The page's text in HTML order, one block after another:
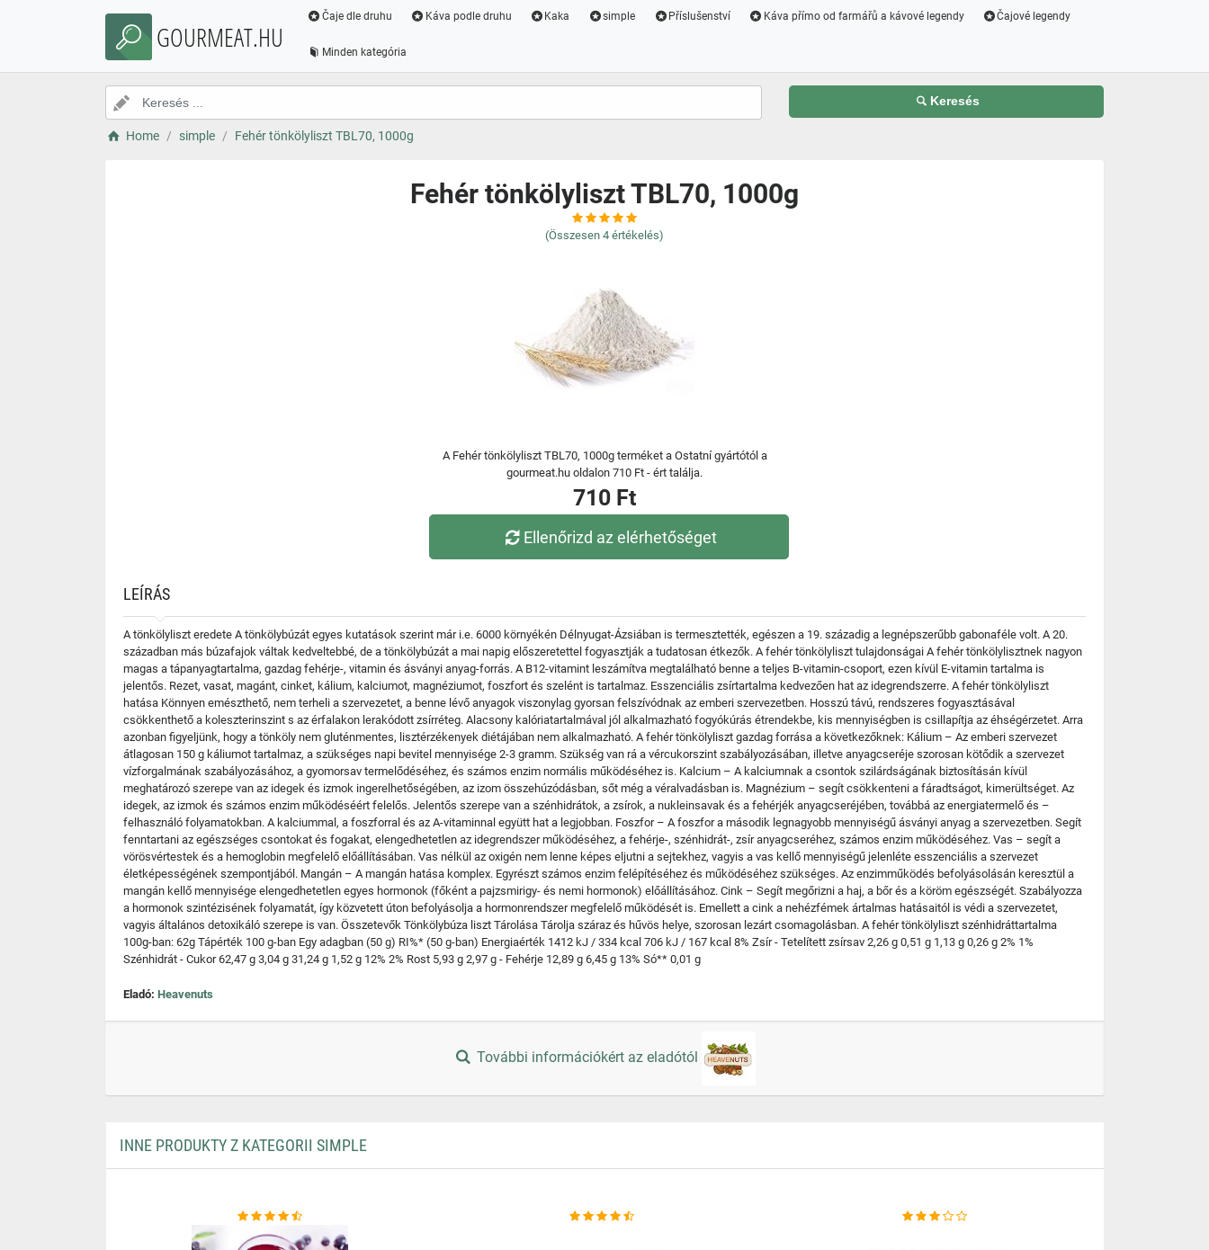
GOURMEAT.HU
Čaje dle druhu Káva podle druhu Kaka simple Příslušenství Káva přímo od farmářů a kávové legendy Čajové legendy
Minden kategória
Keresés
Home simple Fehér tönkölyliszt TBL70, 1000g
Fehér tönkölyliszt TBL70, 1000g
(Összesen 4 értékelés)
A Fehér tönkölyliszt TBL70, 1000g terméket a Ostatní gyártótól a
gourmeat.hu oldalon 710 Ft - ért találja.
710 Ft
Ellenőrizd az elérhetőséget
LEÍRÁS
A tönkölyliszt eredete A tönkölybúzát egyes kutatások szerint már i.e. 6000 környékén Délnyugat-Ázsiában is termesztették, egészen a 19. századig a legnépszerűbb gabonaféle volt. A 20.
században más búzafajok váltak kedveltebbé, de a tönkölybúzát a mai napig előszeretettel fogyasztják a tudatosan étkezők. A fehér tönkölyliszt tulajdonságai A fehér tönkölylisztnek nagyon
magas a tápanyagtartalma, gazdag fehérje-, vitamin és ásványi anyag-forrás. A B12-vitamint leszámítva megtalálható benne a teljes B-vitamin-csoport, ezen kívül E-vitamin tartalma is
jelentős. Rezet, vasat, magánt, cinket, kálium, kalciumot, magnéziumot, foszfort és szelént is tartalmaz. Esszenciális zsírtartalma kedvezően hat az idegrendszerre. A fehér tönkölyliszt
hatása Könnyen emészthető, nem terheli a szervezetet, a benne lévő anyagok viszonylag gyorsan felszívódnak az emberi szervezetben. Hosszú távú, rendszeres fogyasztásával
csökkenthető a koleszterinszint s az érfalakon lerakódott zsírréteg. Alacsony kalóriatartalmával jól alkalmazható fogyókúrás étrendekbe, kis mennyiségben is csillapítja az éhségérzetet. Arra
azonban figyeljünk, hogy a tönköly nem gluténmentes, lisztérzékenyek diétájában nem alkalmazható. A fehér tönkölyliszt gazdag forrása a következőknek: Kálium – Az emberi szervezet
átlagosan 150 g káliumot tartalmaz, a szükséges napi bevitel mennyisége 2-3 gramm. Szükség van rá a vércukorszint szabályozásában, illetve anyagcseréje szorosan kötődik a szervezet
vízforgalmának szabályozásához, a gyomorsav termelődéséhez, és számos enzim normális működéséhez is. Kalcium – A kalciumnak a csontok szilárdságának biztosításán kívül
meghatározó szerepe van az idegek és izmok ingerelhetőségében, az izom összehúzódásban, sőt még a véralvadásban is. Magnézium – segít csökkenteni a fáradtságot, kimerültséget. Az
idegek, az izmok és számos enzim működéséért felelős. Jelentős szerepe van a szénhidrátok, a zsírok, a nukleinsavak és a fehérjék anyagcseréjében, továbbá az energiatermelő és –
felhasználó folyamatokban. A kalciummal, a foszforral és az A-vitaminnal együtt hat a legjobban. Foszfor – A foszfor a második legnagyobb mennyiségű ásványi anyag a szervezetben. Segít
fenntartani az egészséges csontokat és fogakat, elengedhetetlen az idegrendszer működéséhez, a fehérje-, szénhidrát-, zsír anyagcseréhez, számos enzim működéséhez. Vas – segít a
vörösvértestek és a hemoglobin megfelelő előállításában. Vas nélkül az oxigén nem lenne képes eljutni a sejtekhez, vagyis a vas kellő mennyiségű jelenléte esszenciális a szervezet
életképességének szempontjából. Mangán – A mangán hatása komplex. Egyrészt számos enzim felépítéséhez és működéséhez szükséges. Az enzimműködés befolyásolásán keresztül a
mangán kellő mennyisége elengedhetetlen egyes hormonok (főként a pajzsmirigy- és nemi hormonok) előállításához. Cink – Segít megőrizni a haj, a bőr és a köröm egészségét. Szabályozza
a hormonok szintézisének folyamatát, így közvetett úton befolyásolja a hormonrendszer megfelelő működését is. Emellett a cink a nehézfémek ártalmas hatásaitól is védi a szervezetet,
vagyis általános detoxikáló szerepe is van. Összetevők Tönkölybúza liszt Tárolása Tárolja száraz és hűvös helye, szorosan lezárt csomagolásban. A fehér tönkölyliszt szénhidráttartalma
100g-ban: 62g Tápérték 100 g-ban Egy adagban (50 g) RI%* (50 g-ban) Energiaérték 1412 kJ / 334 kcal 706 kJ / 167 kcal 8% Zsír - Tetelített zsírsav 2,26 g 0,51 g 1,13 g 0,26 g 2% 1%
Szénhidrát - Cukor 62,47 g 3,04 g 31,24 g 1,52 g 12% 2% Rost 5,93 g 2,97 g - Fehérje 12,89 g 6,45 g 13% Só** 0,01 g
Eladó: Heavenuts
További információkért az eladótól
INNE PRODUKTY Z KATEGORII SIMPLE